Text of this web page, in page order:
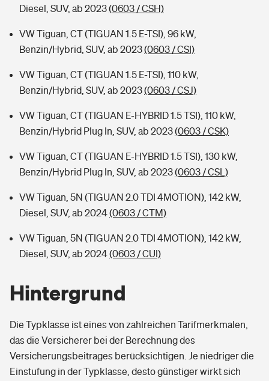
Diesel, SUV, ab 2023(0603 / CSH)
VW Tiguan, CT (TIGUAN 1.5 E-TSI), 96 kW,
Benzin/Hybrid, SUV, ab 2023(0603 / CSI)
VW Tiguan, CT (TIGUAN 1.5 E-TSI), 110 kW,
Benzin/Hybrid, SUV, ab 2023(0603 / CSJ)
VW Tiguan, CT (TIGUAN E-HYBRID 1.5 TSI), 110 kW,
Benzin/Hybrid Plug In, SUV, ab 2023(0603 / CSK)
VW Tiguan, CT (TIGUAN E-HYBRID 1.5 TSI), 130 kW,
Benzin/Hybrid Plug In, SUV, ab 2023(0603 / CSL)
VW Tiguan, 5N (TIGUAN 2.0 TDI 4MOTION), 142 kW,
Diesel, SUV, ab 2024(0603 / CTM)
VW Tiguan, 5N (TIGUAN 2.0 TDI 4MOTION), 142 kW,
Diesel, SUV, ab 2024(0603 / CUI)
Hintergrund
Die Typklasse ist eines von zahlreichen Tarifmerkmalen,
das die Versicherer bei der Berechnung des
Versicherungsbeitrages berücksichtigen. Je niedriger die
Einstufung in der Typklasse, desto günstiger wirkt sich